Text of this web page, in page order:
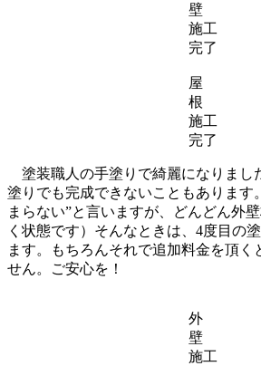
壁
施工
完了
屋
根
施工
完了
塗装職人の手塗りで綺麗になりまし
塗りでも完成できないこともあります
まらない”と言いますが、どんどん外
く状態です）そんなときは、4度目の
ます。もちろんそれで追加料金を頂く
せん。ご安心を！
外
壁
施工